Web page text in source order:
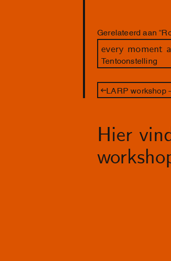
Gerelateerd aan
every moment
Tentoonstelling
LARP workshop
Hier